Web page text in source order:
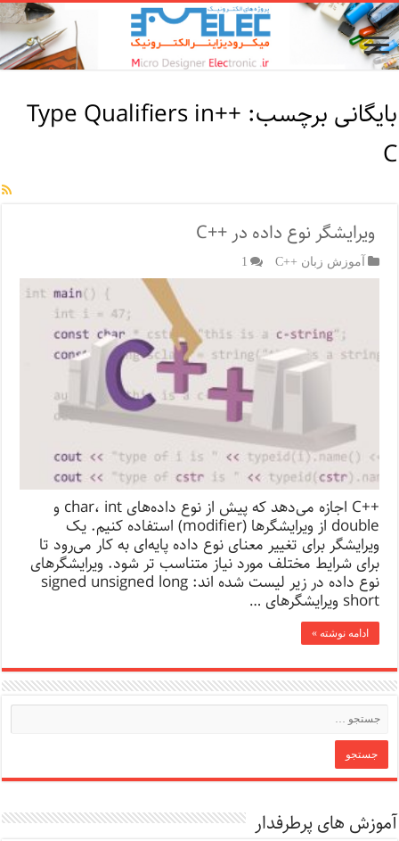
بایگانی برچسب:
++Type Qualifiers in
C
ویرایشگر نوع داده در ++C
آموزش زبان ++C 1
++C اجازه می‌دهد که پیش از نوع داده‌های char، int و
double از ویرایشگرها (modifier) استفاده کنیم. یک
ویرایشگر برای تغییر معنای نوع داده پایه‌ای به کار می‌رود تا
برای شرایط مختلف مورد نیاز متناسب تر شود. ویرایشگرهای
نوع داده در زیر لیست شده اند: signed unsigned long
short ویرایشگرهای …
ادامه نوشته »
آموزش های پرطرفدار